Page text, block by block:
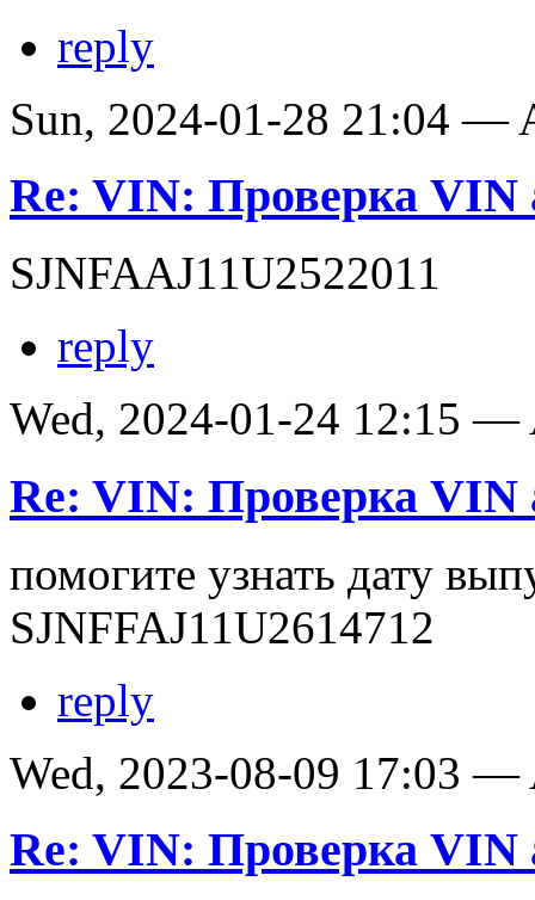
reply
Sun, 2024-01-28 21:04 —
Re: VIN: Проверка VIN
SJNFAAJ11U2522011
reply
Wed, 2024-01-24 12:15 —
Re: VIN: Проверка VIN
помогите узнать дату
SJNFFAJ11U2614712
reply
Wed, 2023-08-09 17:03 —
Re: VIN: Проверка VIN